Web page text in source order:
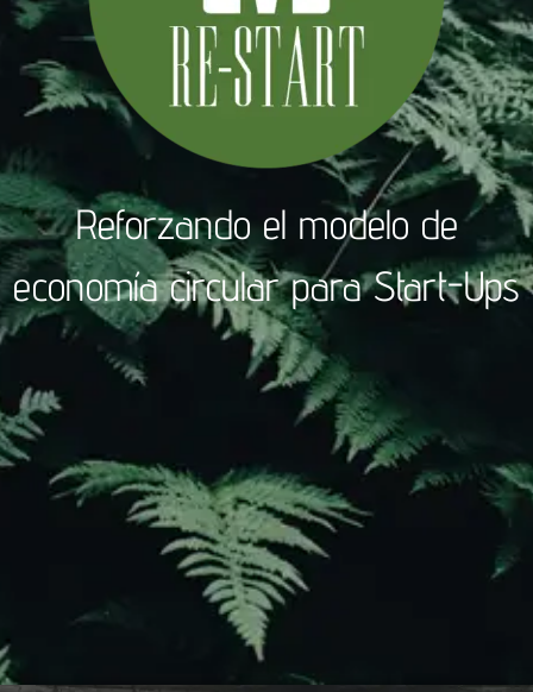
Reforzando el modelo de
economía circular para Start-Ups